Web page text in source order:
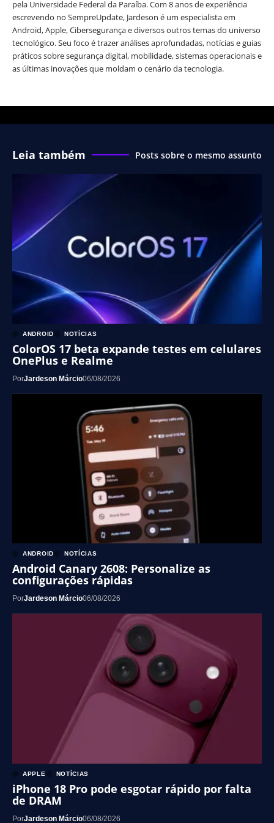
pela Universidade Federal da Paraíba. Com 8 anos de experiência
escrevendo no SempreUpdate, Jardeson é um especialista em
Android, Apple, Cibersegurança e diversos outros temas do universo
tecnológico. Seu foco é trazer análises aprofundadas, notícias e guias
práticos sobre segurança digital, mobilidade, sistemas operacionais e
as últimas inovações que moldam o cenário da tecnologia.
Leia também Posts sobre o mesmo assunto
ANDROID NOTÍCIAS
ColorOS 17 beta expande testes em celulares
OnePlus e Realme
PorJardeson Márcio06/08/2026
ANDROID NOTÍCIAS
Android Canary 2608: Personalize as
configurações rápidas
PorJardeson Márcio06/08/2026
APPLE NOTÍCIAS
iPhone 18 Pro pode esgotar rápido por falta
de DRAM
PorJardeson Márcio06/08/2026